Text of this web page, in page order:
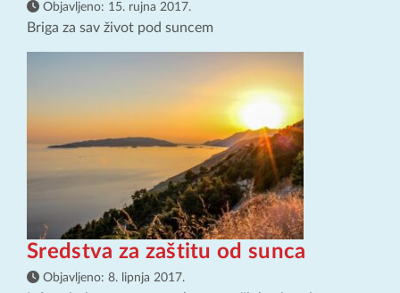
Objavljeno: 15. rujna 2017.
Briga za sav život pod suncem
Sredstva za zaštitu od sunca
Objavljeno: 8. lipnja 2017.